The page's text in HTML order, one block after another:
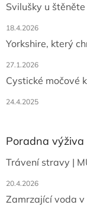
Svilušky u štěněte
18.4.2026
Yorkshire, který
27.1.2026
Cystické močové
24.4.2025
Poradna výživa
Trávení stravy |
20.4.2026
Zamrzající voda v